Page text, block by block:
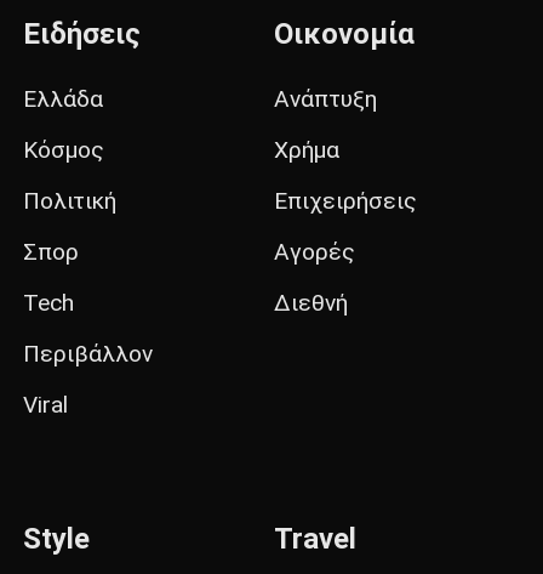
Ειδήσεις
Ελλάδα
Κόσμος
Πολιτική
Σπορ
Tech
Περιβάλλον
Viral
Οικονομία
Ανάπτυξη
Χρήμα
Επιχειρήσεις
Αγορές
Διεθνή
Style Travel